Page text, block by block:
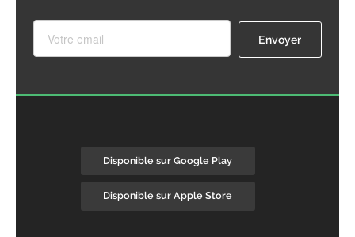
Disponible sur Google Play
Disponible sur Apple Store